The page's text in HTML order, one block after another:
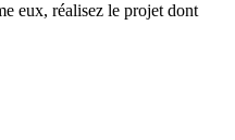
eux, réalisez le projet dont